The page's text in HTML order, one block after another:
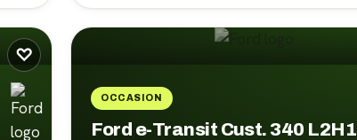
♡
OCCASION
Ford e-Transit Cust. 340 L2H1